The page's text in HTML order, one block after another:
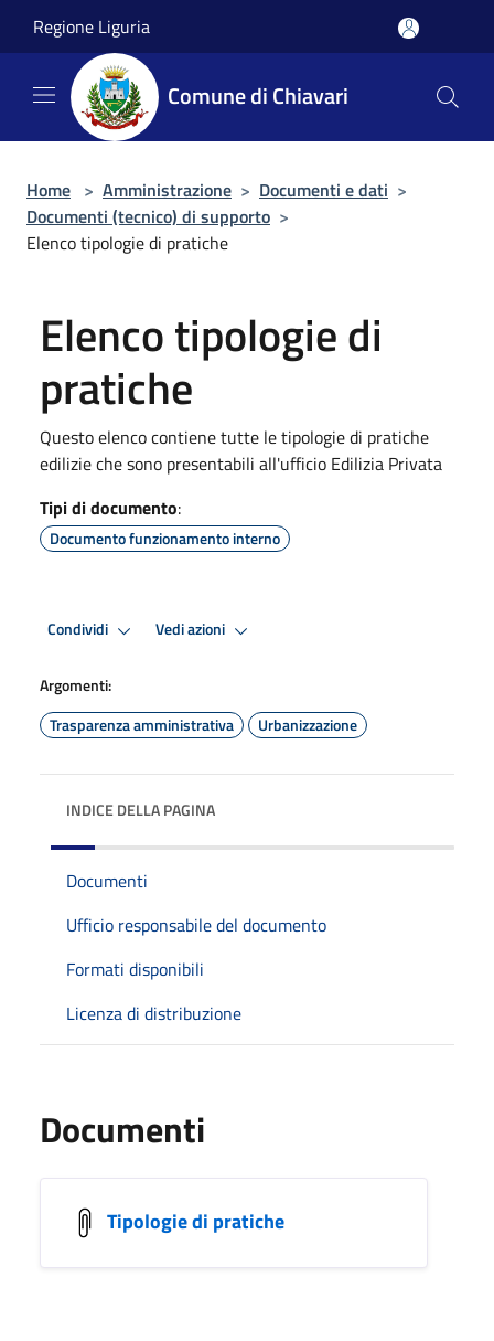
Regione Liguria
Comune di Chiavari
Home > Amministrazione > Documenti e dati >
Documenti (tecnico) di supporto >
Elenco tipologie di pratiche
Elenco tipologie di
pratiche
Questo elenco contiene tutte le tipologie di pratiche
edilizie che sono presentabili all'ufficio Edilizia Privata
Tipi di documento:
Documento funzionamento interno
Condividi Vedi azioni
Argomenti:
Trasparenza amministrativa
Urbanizzazione
INDICE DELLA PAGINA
Documenti
Ufficio responsabile del documento
Formati disponibili
Licenza di distribuzione
Documenti
Tipologie di pratiche